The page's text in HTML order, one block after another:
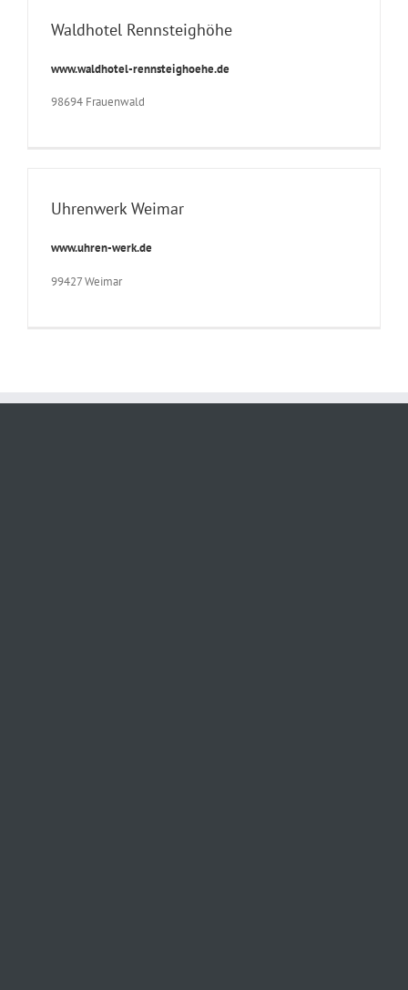
Waldhotel Rennsteighöhe
www.waldhotel-rennsteighoehe.de
98694 Frauenwald
Uhrenwerk Weimar
www.uhren-werk.de
99427 Weimar